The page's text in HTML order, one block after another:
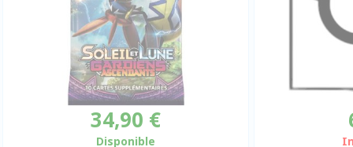
34,90 €
Disponible